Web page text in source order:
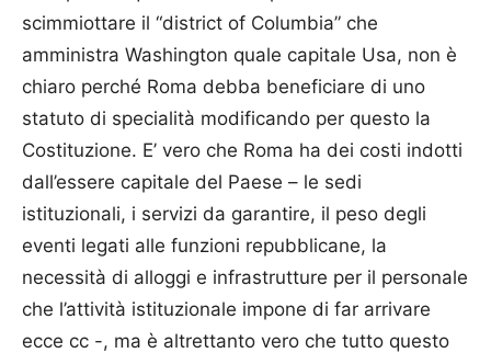
scimmiottare il “district of Columbia” che
amministra Washington quale capitale Usa, non è
chiaro perché Roma debba beneficiare di uno
statuto di specialità modificando per questo la
Costituzione. E’ vero che Roma ha dei costi indotti
dall’essere capitale del Paese – le sedi
istituzionali, i servizi da garantire, il peso degli
eventi legati alle funzioni repubblicane, la
necessità di alloggi e infrastrutture per il personale
che l’attività istituzionale impone di far arrivare
ecce cc -, ma è altrettanto vero che tutto questo